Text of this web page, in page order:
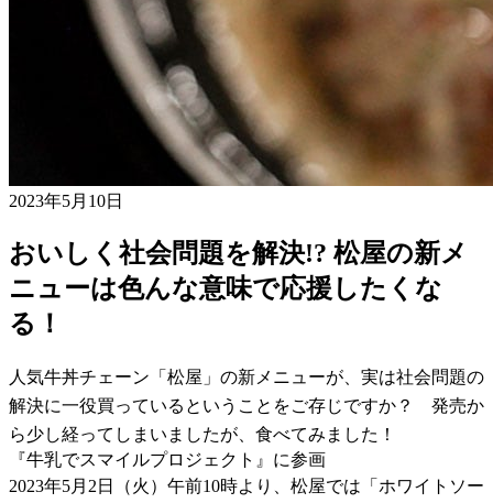
2023年5月10日
おいしく社会問題を解決!? 松屋の新メ
ニューは色んな意味で応援したくな
る！
人気牛丼チェーン「松屋」の新メニューが、実は社会問題の
解決に一役買っているということをご存じですか？ 発売か
ら少し経ってしまいましたが、食べてみました！
『牛乳でスマイルプロジェクト』に参画
2023年5月2日（火）午前10時より、松屋では「ホワイトソー